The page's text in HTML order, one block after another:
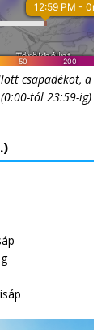
csapadékot, a
tól 23:59-ig)